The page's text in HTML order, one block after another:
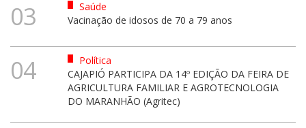
03
Saúde
Vacinação de idosos de 70 a 79 anos
04
Política
CAJAPIÓ PARTICIPA DA 14º EDIÇÃO DA FEIRA DE
AGRICULTURA FAMILIAR E AGROTECNOLOGIA
DO MARANHÃO (Agritec)